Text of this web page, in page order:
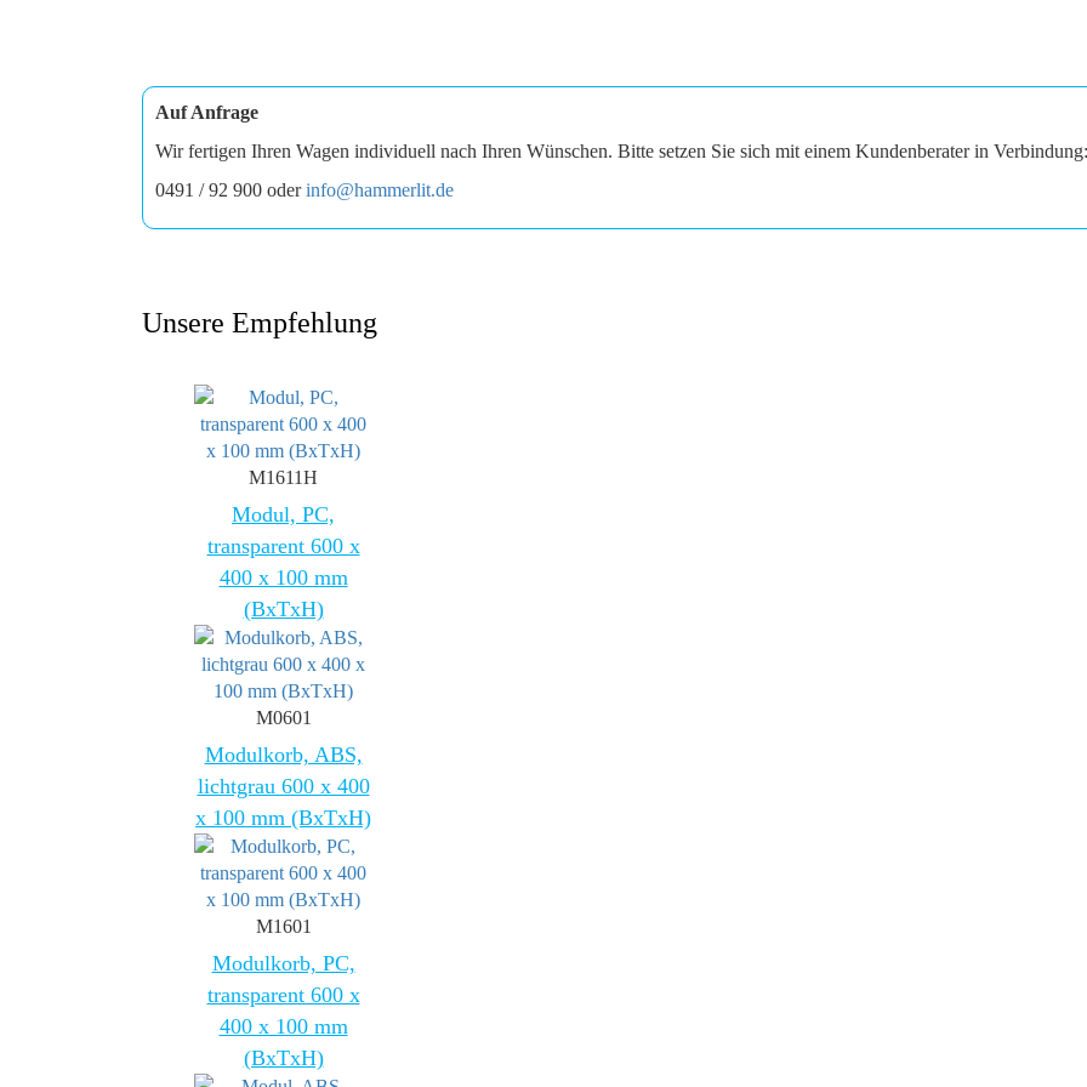
Auf Anfrage
Wir fertigen Ihren Wagen individuell nach Ihren Wünschen. Bitte setzen Sie sich mit einem Kundenberater in Verbindung:
0491 / 92 900 oderinfo@hammerlit.de
Unsere Empfehlung
M1611H
Modul, PC,
transparent 600 x
400 x 100 mm
(BxTxH)
M0601
Modulkorb, ABS,
lichtgrau 600 x 400
x 100 mm (BxTxH)
M1601
Modulkorb, PC,
transparent 600 x
400 x 100 mm
(BxTxH)